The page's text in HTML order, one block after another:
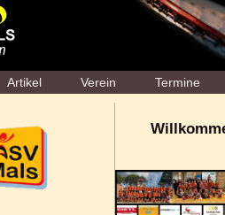
Artikel Verein Termine